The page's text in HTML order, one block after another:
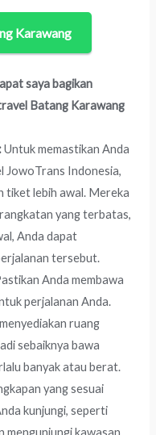
Karawang
saya bagikan
Batang Karawang
Untuk memastikan Anda
JowoTrans Indonesia,
tiket lebih awal. Mereka
yang terbatas,
Anda dapat
tersebut.
Anda membawa
perjalanan Anda.
ruang
sebaiknya bawa
banyak atau berat.
yang sesuai
kunjungi, seperti